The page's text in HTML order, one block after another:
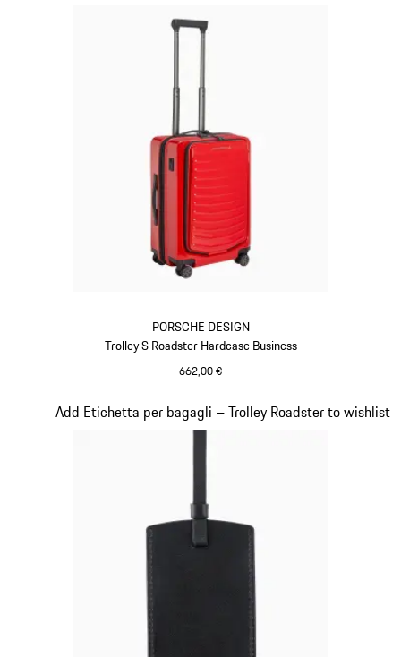
PORSCHE DESIGN
Trolley S Roadster Hardcase Business
662,00 €
Add Etichetta per bagagli – Trolley Roadster to wishlist
Diapositiva 17 di 20